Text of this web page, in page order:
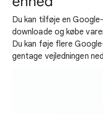
Du kan tilføje en
downloade og købe
Du kan føje flere
gentage vejledningen